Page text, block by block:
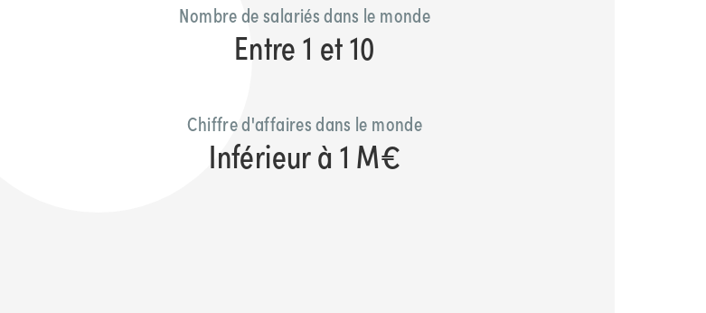
Nombre de salariés dans le monde
Entre 1 et 10
Chiffre d'affaires dans le monde
Inférieur à 1 M€